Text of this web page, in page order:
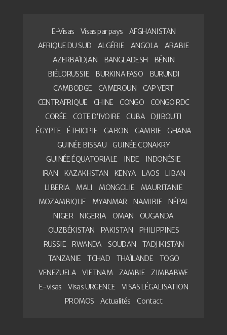
E-Visas Visas par pays
AFGHANISTAN
AFRIQUE DU SUD
ALGÉRIE ANGOLA
ARABIE
AZERBAÏDJAN
BANGLADESH
BÉNIN
BIÉLORUSSIE
BURKINA FASO
BURUNDI
CAMBODGE
CAMEROUN
CAP VERT
CENTRAFRIQUE
CHINE CONGO
CONGO RDC
CORÉE
COTE D’IVOIRE CUBA
DJIBOUTI
ÉGYPTE
ÉTHIOPIE GABON GAMBIE
GHANA
GUINÉE BISSAU
GUINÉE CONAKRY
GUINÉE ÉQUATORIALE
INDE
INDONÉSIE
IRAN
KAZAKHSTAN KENYA LAOS
LIBAN
LIBERIA
MALI MONGOLIE
MAURITANIE
MOZAMBIQUE
MYANMAR NAMIBIE
NÉPAL
NIGER
NIGERIA OMAN
OUGANDA
OUZBÉKISTAN
PAKISTAN
PHILIPPINES
RUSSIE
RWANDA SOUDAN
TADJIKISTAN
TANZANIE
TCHAD THAÏLANDE
TOGO
VENEZUELA
VIETNAM ZAMBIE
ZIMBABWE
E-visas
Visas URGENCE
VISAS LÉGALISATION
PROMOS
Actualités Contact